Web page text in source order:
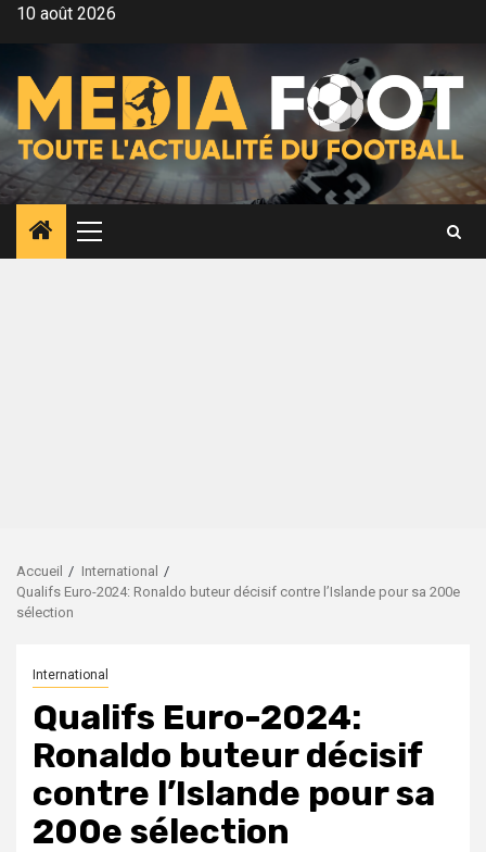
Aller10 août 2026
Menu
principal
Accueil
International
Qualifs Euro-2024: Ronaldo buteur décisif contre l’Islande pour sa 200e
sélection
International
Qualifs Euro-2024:
Ronaldo buteur décisif
contre l’Islande pour sa
200e sélection